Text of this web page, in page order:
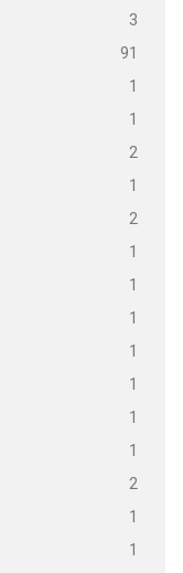
3
91
1
1
2
1
2
1
1
1
1
1
1
1
2
1
1